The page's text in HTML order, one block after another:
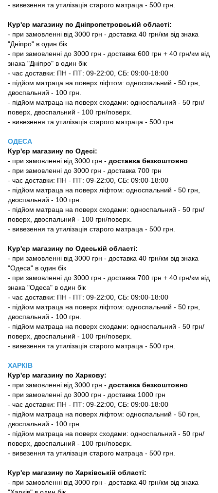
- вивезення та утилізація старого матраца - 500 грн.
Кур'єр магазину по Дніпропетровській області:
- при замовленні від 3000 грн - доставка 40 грн/км від знака
"Дніпро" в один бік
- при замовленні до 3000 грн - доставка 600 грн + 40 грн/км від
знака "Дніпро" в один бік
- час доставки: ПН - ПТ: 09-22:00, СБ: 09:00-18:00
- підйом матраца на поверх ліфтом: односпальний - 50 грн,
двоспальний - 100 грн.
- підйом матраца на поверх сходами: односпальний - 50 грн/
поверх, двоспальний - 100 грн/поверх.
- вивезення та утилізація старого матраца - 500 грн.
ОДЕСА
Кур'єр магазину по Одесі:
- при замовленні від 3000 грн - доставка безкоштовно
- при замовленні до 3000 грн - доставка 700 грн
- час доставки: ПН - ПТ: 09-22:00, СБ: 09:00-18:00
- підйом матраца на поверх ліфтом: односпальний - 50 грн,
двоспальний - 100 грн.
- підйом матраца на поверх сходами: односпальний - 50 грн/
поверх, двоспальний - 100 грн/поверх.
- вивезення та утилізація старого матраца - 500 грн.
Кур'єр магазину по Одеській області:
- при замовленні від 3000 грн - доставка 40 грн/км від знака
"Одеса" в один бік
- при замовленні до 3000 грн - доставка 700 грн + 40 грн/км від
знака "Одеса" в один бік
- час доставки: ПН - ПТ: 09-22:00, СБ: 09:00-18:00
- підйом матраца на поверх ліфтом: односпальний - 50 грн,
двоспальний - 100 грн.
- підйом матраца на поверх сходами: односпальний - 50 грн/
поверх, двоспальний - 100 грн/поверх.
- вивезення та утилізація старого матраца - 500 грн.
ХАРКІВ
Кур'єр магазину по Харкову:
- при замовленні від 3000 грн - доставка безкоштовно
- при замовленні до 3000 грн - доставка 1000 грн
- час доставки: ПН - ПТ: 09-22:00, СБ: 09:00-18:00
- підйом матраца на поверх ліфтом: односпальний - 50 грн,
двоспальний - 100 грн.
- підйом матраца на поверх сходами: односпальний - 50 грн/
поверх, двоспальний - 100 грн/поверх.
- вивезення та утилізація старого матраца - 500 грн.
Кур'єр магазину по Харківській області:
- при замовленні від 3000 грн - доставка 40 грн/км від знака